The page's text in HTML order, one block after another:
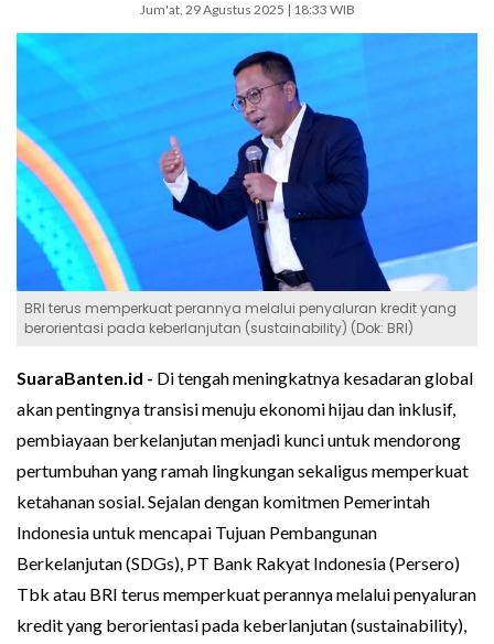
Jum'at, 29 Agustus 2025 | 18:33 WIB
BRI terus memperkuat perannya melalui penyaluran kredit yang
berorientasi pada keberlanjutan (sustainability) (Dok: BRI)
SuaraBanten.id - Di tengah meningkatnya kesadaran global
akan pentingnya transisi menuju ekonomi hijau dan inklusif,
pembiayaan berkelanjutan menjadi kunci untuk mendorong
pertumbuhan yang ramah lingkungan sekaligus memperkuat
ketahanan sosial. Sejalan dengan komitmen Pemerintah
Indonesia untuk mencapai Tujuan Pembangunan
Berkelanjutan (SDGs), PT Bank Rakyat Indonesia (Persero)
Tbk atau BRI terus memperkuat perannya melalui penyaluran
kredit yang berorientasi pada keberlanjutan (sustainability),